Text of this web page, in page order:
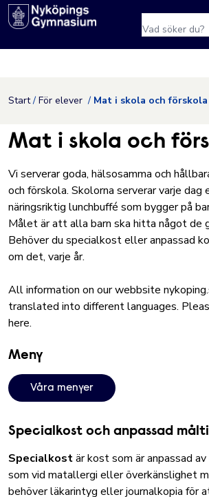
Hoppa till innehåll
Nyköpings
Start För elever Mat i skola och förskola
Mat i skola och
Vi serverar goda, hälsosamma och
och förskola. Skolorna serverar varje dag
näringsriktig lunchbuffé som bygger på
Målet är att alla barn ska hitta något de
Behöver du specialkost eller anpassad
om det, varje år.
All information on our webbsite
translated into different languages.
here.
Meny
Våra menyer
Specialkost och anpassad
Specialkostär kost som är anpassad
som vid matallergi eller överkänslighet
behöver läkarintyg eller journalkopia för